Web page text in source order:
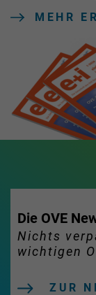
MEHR
Die OVE
Nichts
wichtigen
ZUR